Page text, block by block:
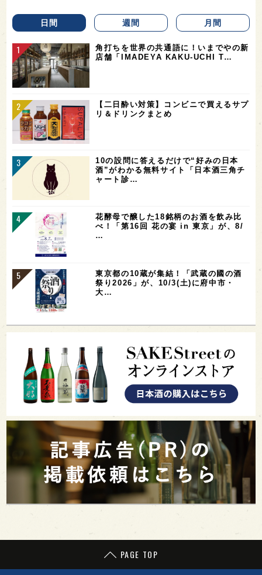
日間 週間 月間
角打ちを世界の共通語に！いまでやの新
店舗「IMADEYA KAKU-UCHI T…
【二日酔い対策】コンビニで買えるサプ
リ＆ドリンクまとめ
10の設問に答えるだけで“好みの日本
酒”がわかる無料サイト「日本酒三角チ
ャート診…
花酵母で醸した18銘柄のお酒を飲み比
べ！「第16回 花の宴 in 東京」が、8/
…
東京都の10蔵が集結！「武蔵の國の酒
祭り2026」が、10/3(土)に府中市・
大…
PAGE TOP